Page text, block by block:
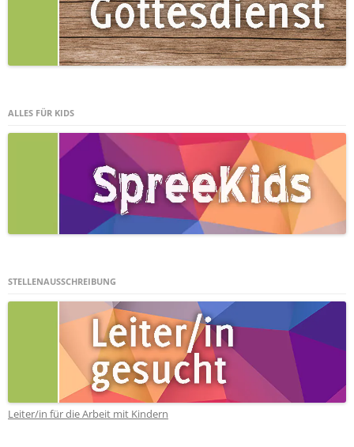
ALLES FÜR KIDS
STELLENAUSSCHREIBUNG
Leiter/in für die Arbeit mit Kindern